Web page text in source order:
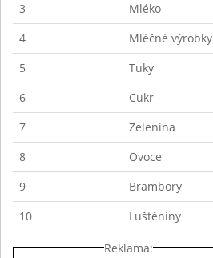
3
Mléko
4
Mléčné výrobky
5
Tuky
6
Cukr
7
Zelenina
8
Ovoce
9
Brambory
10
Luštěniny
Reklama: